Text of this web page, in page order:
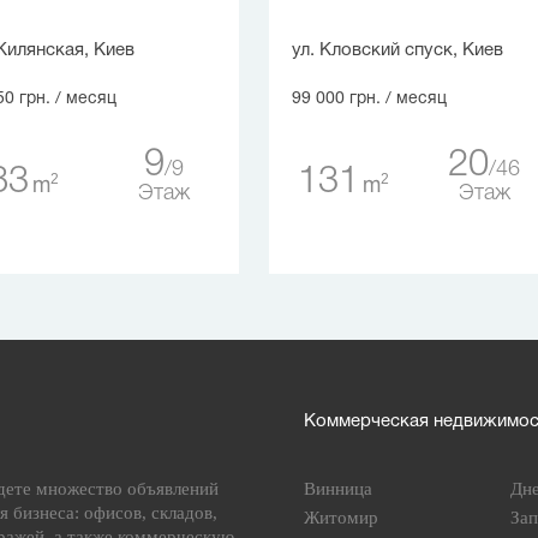
Киев
грн. / месяц
m2 9 9
Этаж
ул. Кловский спуск, Киев
99 000 грн. / месяц
131 m2 20 46
Этаж
множество объявлений
бизнеса: офисов, складов,
Коммерческая
Винница
Житомир